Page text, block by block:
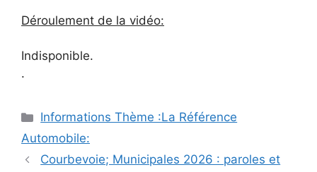
Déroulement de la vidéo:
Indisponible.
.
Catégories
Informations Thème :La Référence
Automobile:
Navigation
Courbevoie; Municipales 2026 : paroles et